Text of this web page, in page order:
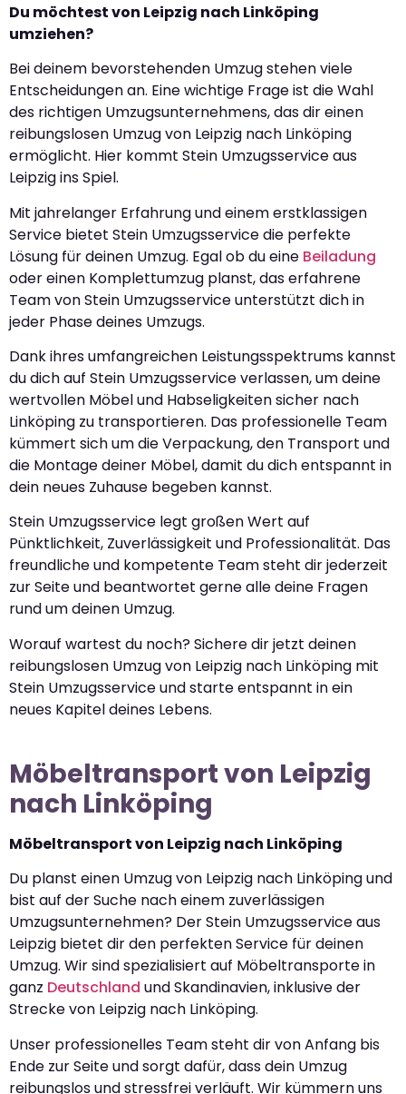
Du möchtest von Leipzig nach Linköping
umziehen?
Bei deinem bevorstehenden Umzug stehen viele
Entscheidungen an. Eine wichtige Frage ist die Wahl
des richtigen Umzugsunternehmens, das dir einen
reibungslosen Umzug von Leipzig nach Linköping
ermöglicht. Hier kommt Stein Umzugsservice aus
Leipzig ins Spiel.
Mit jahrelanger Erfahrung und einem erstklassigen
Service bietet Stein Umzugsservice die perfekte
Lösung für deinen Umzug. Egal ob du eine Beiladung
oder einen Komplettumzug planst, das erfahrene
Team von Stein Umzugsservice unterstützt dich in
jeder Phase deines Umzugs.
Dank ihres umfangreichen Leistungsspektrums kannst
du dich auf Stein Umzugsservice verlassen, um deine
wertvollen Möbel und Habseligkeiten sicher nach
Linköping zu transportieren. Das professionelle Team
kümmert sich um die Verpackung, den Transport und
die Montage deiner Möbel, damit du dich entspannt in
dein neues Zuhause begeben kannst.
Stein Umzugsservice legt großen Wert auf
Pünktlichkeit, Zuverlässigkeit und Professionalität. Das
freundliche und kompetente Team steht dir jederzeit
zur Seite und beantwortet gerne alle deine Fragen
rund um deinen Umzug.
Worauf wartest du noch? Sichere dir jetzt deinen
reibungslosen Umzug von Leipzig nach Linköping mit
Stein Umzugsservice und starte entspannt in ein
neues Kapitel deines Lebens.
Möbeltransport von Leipzig
nach Linköping
Möbeltransport von Leipzig nach Linköping
Du planst einen Umzug von Leipzig nach Linköping und
bist auf der Suche nach einem zuverlässigen
Umzugsunternehmen? Der Stein Umzugsservice aus
Leipzig bietet dir den perfekten Service für deinen
Umzug. Wir sind spezialisiert auf Möbeltransporte in
ganz Deutschland und Skandinavien, inklusive der
Strecke von Leipzig nach Linköping.
Unser professionelles Team steht dir von Anfang bis
Ende zur Seite und sorgt dafür, dass dein Umzug
reibungslos und stressfrei verläuft. Wir kümmern uns